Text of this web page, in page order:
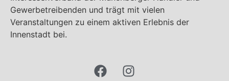
Gewerbetreibenden und trägt mit vielen
Veranstaltungen zu einem aktiven Erlebnis der
Innenstadt bei.